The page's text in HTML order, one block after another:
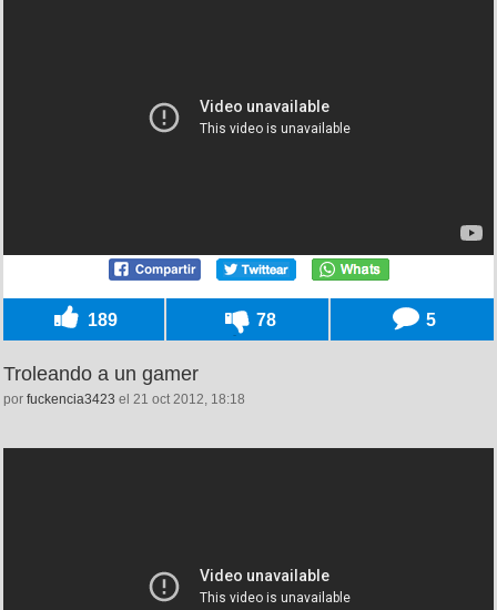
189 78 5
Troleando a un gamer
por fuckencia3423 el 21 oct 2012, 18:18